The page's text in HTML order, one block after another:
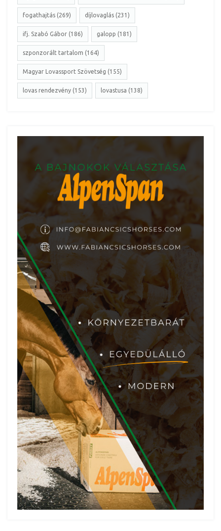
fogathajtás (269) díjlovaglás (231)
ifj. Szabó Gábor (186) galopp (181)
szponzorált tartalom (164)
Magyar Lovassport Szövetség (155)
lovas rendezvény (153) lovastusa (138)